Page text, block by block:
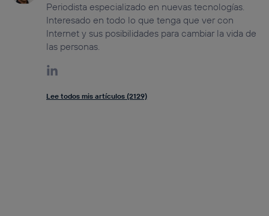
Periodista especializado en nuevas tecnologías.
Interesado en todo lo que tenga que ver con
Internet y sus posibilidades para cambiar la vida de
las personas.
Lee todos mis artículos (2129)